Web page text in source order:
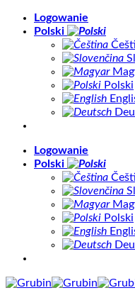
Skip
Logowanie
Polski
Polski
Logowanie
Polski
Polski